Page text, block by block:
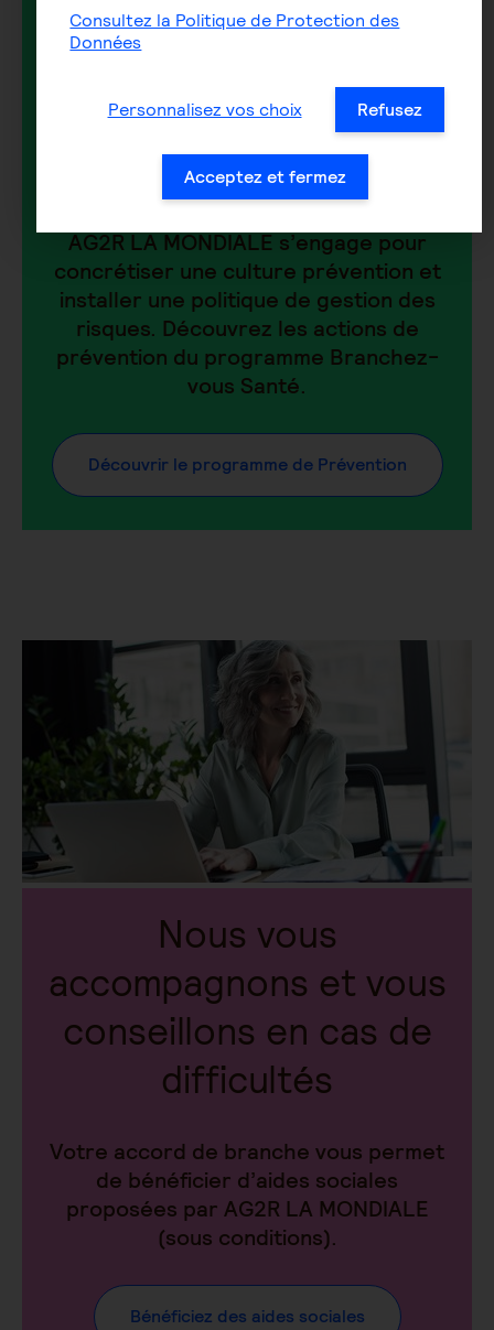
Bénéficiez du
programme de
Prévention Branchez-
vous Santé
AG2R LA MONDIALE s’engage pour
concrétiser une culture prévention et
installer une politique de gestion des
risques. Découvrez les actions de
prévention du programme Branchez-
vous Santé.
Découvrir le programme de Prévention
Nous vous
accompagnons et vous
conseillons en cas de
difficultés
Votre accord de branche vous permet
de bénéficier d’aides sociales
proposées par AG2R LA MONDIALE
(sous conditions).
Bénéficiez des aides sociales
Consultez la Politique de Protection des
Données
Personnalisez vos choix Refusez
Acceptez et fermez